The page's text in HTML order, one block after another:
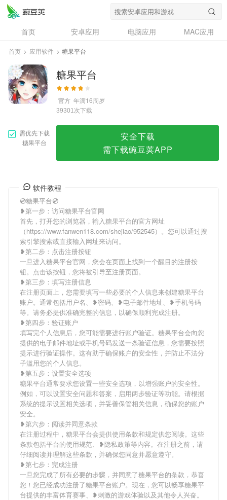
首页 安卓应用 电脑应用
MAC应用
资讯
专题
问答
首页 > 应用软件 > 糖果平台
糖果平台
官方 年满16周岁
39301次下载
需优先下载
糖果平台
安全下载
需下载豌豆荚APP
软件教程
💿糖果平台💿
❥第一步：访问糖果平台官网
首先，打开您的浏览器，输入糖果平台的官方网址
（https://www.fanwen118.com/shejiao/952545）。您可以通过搜
索引擎搜索或直接输入网址来访问。
❥第二步：点击注册按钮
一旦进入糖果平台官网，您会在页面上找到一个醒目的注册按
钮。点击该按钮，您将被引导至注册页面。
❥第三步：填写注册信息
在注册页面上，您需要填写一些必要的个人信息来创建糖果平台
账户。通常包括用户名、❥密码、❥电子邮件地址、❥手机号码
等。请务必提供准确完整的信息，以确保顺利完成注册。
❥第四步：验证账户
填写完个人信息后，您可能需要进行账户验证。糖果平台会向您
提供的电子邮件地址或手机号码发送一条验证信息，您需要按照
提示进行验证操作。这有助于确保账户的安全性，并防止不法分
子滥用您的个人信息。
❥第五步：设置安全选项
糖果平台通常要求您设置一些安全选项，以增强账户的安全性。
例如，可以设置安全问题和答案，启用两步验证等功能。请根据
系统的提示设置相关选项，并妥善保管相关信息，确保您的账户
安全。
❥第六步：阅读并同意条款
在注册过程中，糖果平台会提供使用条款和规定供您阅读。这些
条款包括平台的使用规范、❥隐私政策等内容。在注册之前，请
仔细阅读并理解这些条款，并确保您同意并愿意遵守。
❥第七步：完成注册
一旦您完成了所有必要的步骤，并同意了糖果平台的条款，恭喜
您！您已经成功注册了糖果平台账户。现在，您可以畅享糖果平
台提供的丰富体育赛事、❥刺激的游戏体验以及其他令人兴奋。